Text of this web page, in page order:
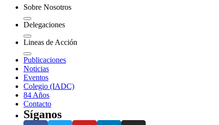
Sobre Nosotros
Delegaciones
Lineas de Acción
Publicaciones
Noticias
Eventos
Colegio (IADC)
84 Años
Contacto
Síganos